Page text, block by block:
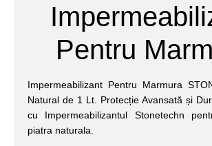
Pentru
Impermeabilizant Pentru Marmura
Natural de 1 Lt. Protecție Avansată și
cu Impermeabilizantul Stonetechn
piatra naturala.